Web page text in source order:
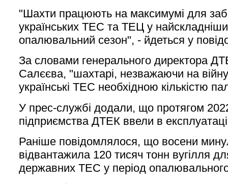
"Шахти працюють на максимумі для
українських ТЕС та ТЕЦ у
опалювальний сезон", - йдеться у
За словами генерального директора
Салєєва, "шахтарі, незважаючи на
українські ТЕС необхідною кількістю
У прес-службі додали, що протягом
підприємства ДТЕК ввели в
Раніше повідомлялося, що восени
відвантажила 120 тисяч тонн вугілля
державних ТЕС у період